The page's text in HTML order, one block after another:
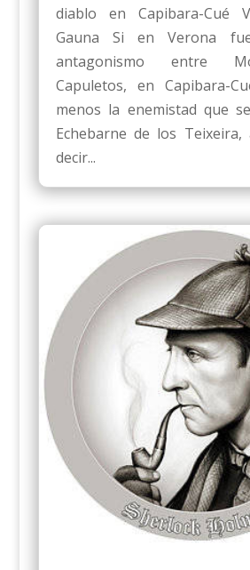
diablo en Capibara-Cué
Gauna Si en Verona
antagonismo entre
Capuletos, en Capibara-
menos la enemistad que
Echebarne de los Teixeira,
decir...